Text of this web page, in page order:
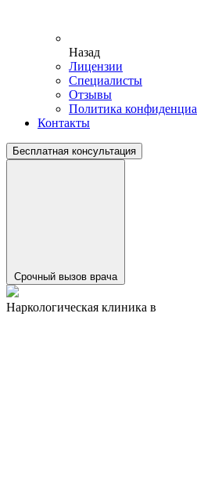
Назад
Лицензии
Специалисты
Отзывы
Политика
Контакты
Бесплатная консультация
Срочный вызов врача
Наркологическая клиника в